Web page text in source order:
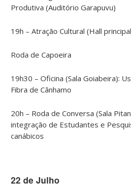
Produtiva (Auditório Garapuvu)
19h – Atração Cultural (Hall
Roda de Capoeira
19h30 – Oficina (Sala Goiabeira):
Fibra de Cânhamo
20h – Roda de Conversa (Sala
integração de Estudantes e
canábicos
22 de Julho